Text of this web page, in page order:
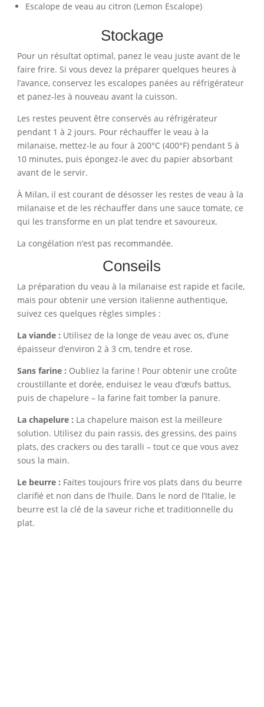
Escalope de veau au citron (Lemon Escalope)
Stockage
Pour un résultat optimal, panez le veau juste avant de le
faire frire. Si vous devez la préparer quelques heures à
l’avance, conservez les escalopes panées au réfrigérateur
et panez-les à nouveau avant la cuisson.
Les restes peuvent être conservés au réfrigérateur
pendant 1 à 2 jours. Pour réchauffer le veau à la
milanaise, mettez-le au four à 200°C (400°F) pendant 5 à
10 minutes, puis épongez-le avec du papier absorbant
avant de le servir.
À Milan, il est courant de désosser les restes de veau à la
milanaise et de les réchauffer dans une sauce tomate, ce
qui les transforme en un plat tendre et savoureux.
La congélation n’est pas recommandée.
Conseils
La préparation du veau à la milanaise est rapide et facile,
mais pour obtenir une version italienne authentique,
suivez ces quelques règles simples :
La viande : Utilisez de la longe de veau avec os, d’une
épaisseur d’environ 2 à 3 cm, tendre et rose.
Sans farine : Oubliez la farine ! Pour obtenir une croûte
croustillante et dorée, enduisez le veau d’œufs battus,
puis de chapelure – la farine fait tomber la panure.
La chapelure : La chapelure maison est la meilleure
solution. Utilisez du pain rassis, des gressins, des pains
plats, des crackers ou des taralli – tout ce que vous avez
sous la main.
Le beurre : Faites toujours frire vos plats dans du beurre
clarifié et non dans de l’huile. Dans le nord de l’Italie, le
beurre est la clé de la saveur riche et traditionnelle du
plat.